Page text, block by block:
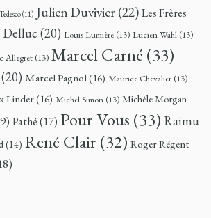
(11) Julien Duvivier(22)Les Frères
Delluc (20) Louis Lumière (13) Lucien Wahl (13)
Allegret (13) Marcel Carné (33)
(20) Marcel Pagnol(16) Maurice Chevalier (13)
Linder(16) Michel Simon (13) Michèle Morgan
Pathé(17) Pour Vous (33) Raimu
(14) René Clair (32) Roger Régent